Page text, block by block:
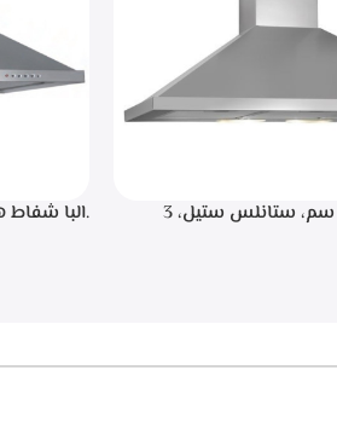
.البا شفاط هرمي 90 سم، ستانلس ستيل، 3